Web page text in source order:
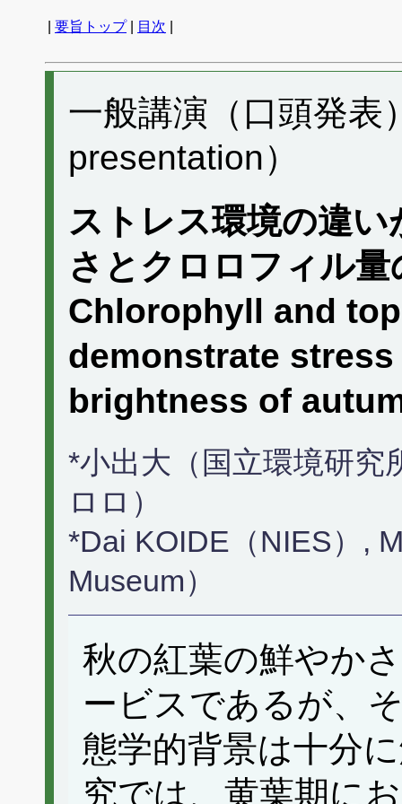
要旨トップ| 目次
一般講演（口頭発
presentation）
ストレス環境の違
さとクロロフィル
Chlorophyll and
demonstrate
brightness of
*小出大（国立環境研究
ロロ）
*Dai KOIDE（NIES）,
Museum）
秋の紅葉の鮮やか
ービスであるが、
態学的背景は十分
究では、黄葉期に